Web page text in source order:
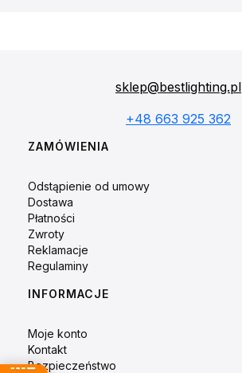
sklep@bestlighting.pl
+48 663 925 362
Linki w stopce
ZAMÓWIENIA
Odstąpienie od umowy
Dostawa
Płatności
Zwroty
Reklamacje
Regulaminy
INFORMACJE
Moje konto
Kontakt
Bezpieczeństwo